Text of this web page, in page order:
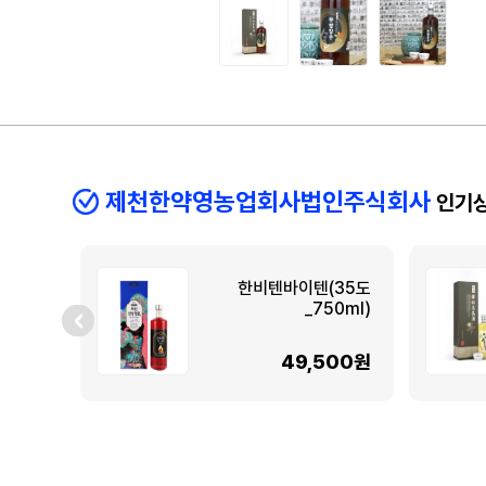
제천한약영농업회사법인주식회사 인기
한비텐바이텐(35도
_750ml)
49,500원